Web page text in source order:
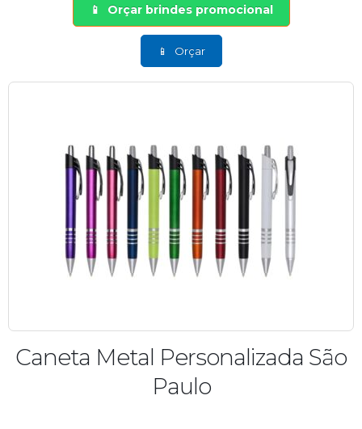
Orçar brindes promocional
Orçar
Caneta Metal Personalizada São
Paulo